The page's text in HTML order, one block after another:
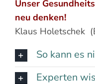
Unser
neu denken!
Klaus Holetschek
So kann es
Experten